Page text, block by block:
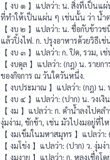
【 งบ ๑ 】แปลว่า: น. สิ่งที่เป็นแ
ที่ทําให้เป็นแผ่น ๆ เช่นนั้น ว่า นํ้า
【 งบ ๒ 】แปลว่า: น. ชื่อกับข้าว
แล้วปิ้งไฟ. ก. ปรุงอาหารด้วยวิธีเ
【 งบ ๓ 】แปลว่า: ก. ปิด, รวม, เ
【 งบดุล 】แปลว่า: (กฎ) น. ราย
ของกิจการ ณ วันใดวันหนึ่ง.
【 งบประมาณ 】แปลว่า: (กฎ) น.
【 งบ ๔ 】แปลว่า: (ปาก) น. วงเ
【 งม 】แปลว่า: ก. ดํานํ้าลงไปค
งุ่มง่าม, ชักช้า, เช่น มัวไปงมอยู่ที่ไ
【 งมเข็มในมหาสมุทร 】แปลว่า
【 งมโข่ง 】แปลว่า: (ปาก) ว. งุ่ม
【 งมงาย 】แปลว่า: ก. หลงเชื่อ